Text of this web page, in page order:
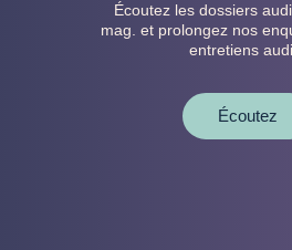
Écoutez les dossiers
mag. et prolongez nos
entretiens
Écoutez